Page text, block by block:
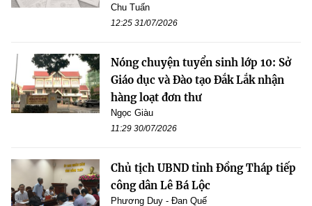
Chu Tuấn
12:25 31/07/2026
Nóng chuyện tuyển sinh lớp 10: Sở
Giáo dục và Đào tạo Đắk Lắk nhận
hàng loạt đơn thư
Ngọc Giàu
11:29 30/07/2026
Chủ tịch UBND tỉnh Đồng Tháp tiếp
công dân Lê Bá Lộc
Phương Duy - Đan Quế